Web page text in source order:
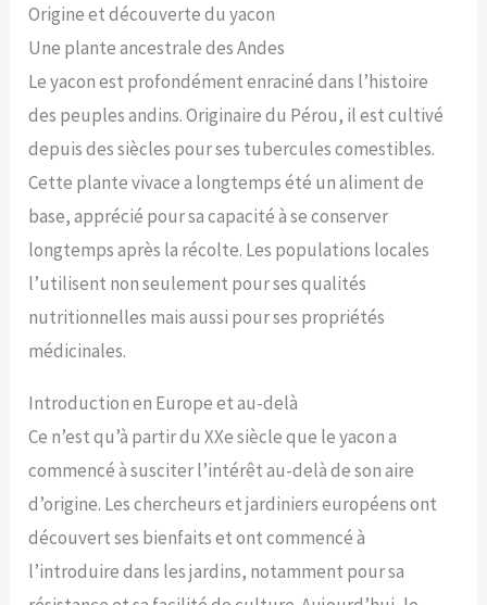
Origine et découverte du yacon
Une plante ancestrale des Andes
Le yacon est profondément enraciné dans l’histoire
des peuples andins. Originaire du Pérou, il est cultivé
depuis des siècles pour ses tubercules comestibles.
Cette plante vivace a longtemps été un aliment de
base, apprécié pour sa capacité à se conserver
longtemps après la récolte. Les populations locales
l’utilisent non seulement pour ses qualités
nutritionnelles mais aussi pour ses propriétés
médicinales.
Introduction en Europe et au-delà
Ce n’est qu’à partir du XXe siècle que le yacon a
commencé à susciter l’intérêt au-delà de son aire
d’origine. Les chercheurs et jardiniers européens ont
découvert ses bienfaits et ont commencé à
l’introduire dans les jardins, notamment pour sa